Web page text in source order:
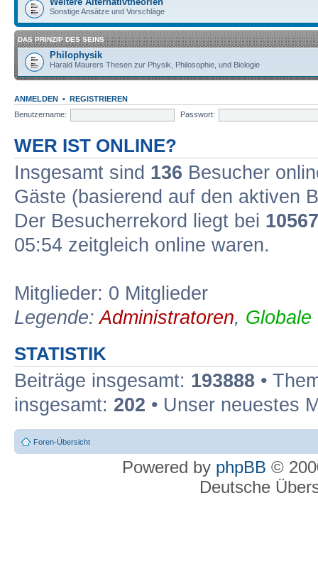
Sonstige Ansätze und Vorschläge
DAS PRINZIP DES SEINS
Philophysik
Harald Maurers Thesen zur Physik, Philosophie, und Biologie
ANMELDEN • REGISTRIEREN
Benutzername:
Passwort:
WER IST ONLINE?
Insgesamt sind 136 Besucher
Gäste (basierend auf den aktiven
Der Besucherrekord liegt bei 10567
05:54 zeitgleich online waren.
Mitglieder: 0 Mitglieder
Legende:Administratoren, Globale
STATISTIK
Beiträge insgesamt: 193888 •
insgesamt: 202 • Unser neuestes
Foren-Übersicht
Powered by phpBB ©
Deutsche